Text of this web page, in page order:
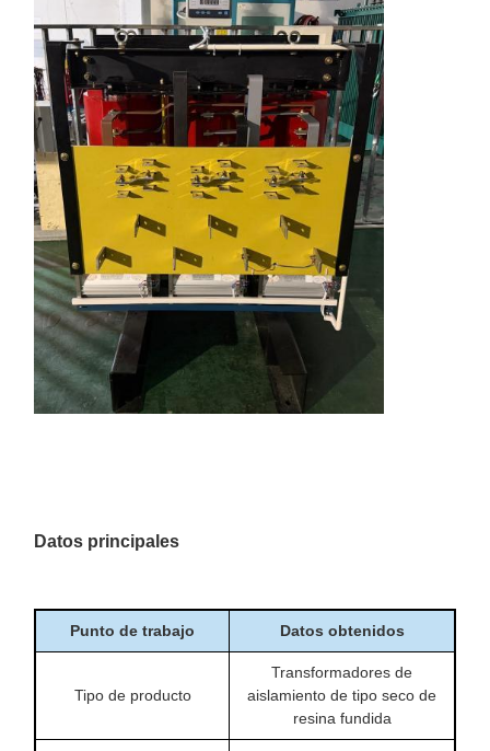
Datos principales
Punto de trabajo Datos obtenidos
Tipo de producto
Transformadores de
aislamiento de tipo seco de
resina fundida